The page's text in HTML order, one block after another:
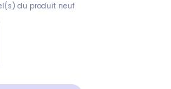
du produit neuf